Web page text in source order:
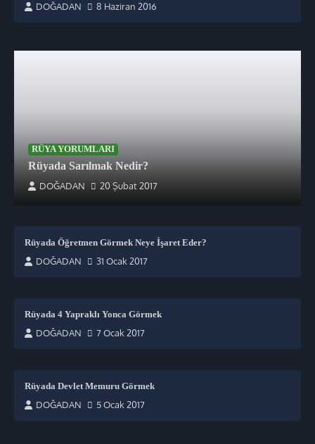
DOĞADAN 8 Haziran 2016
RÜYA YORUMLARI
Rüyada Sarılmak Nedir?
DOĞADAN 20 Şubat 2017
Rüyada Öğretmen Görmek Neye İşaret Eder?
DOĞADAN 31 Ocak 2017
Rüyada 4 Yapraklı Yonca Görmek
DOĞADAN 7 Ocak 2017
Rüyada Devlet Memuru Görmek
DOĞADAN 5 Ocak 2017